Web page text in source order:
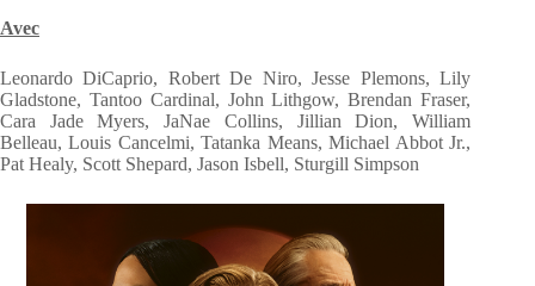
Avec
Leonardo DiCaprio, Robert De Niro, Jesse Plemons, Lily
Gladstone, Tantoo Cardinal, John Lithgow, Brendan Fraser,
Cara Jade Myers, JaNae Collins, Jillian Dion, William
Belleau, Louis Cancelmi, Tatanka Means, Michael Abbot Jr.,
Pat Healy, Scott Shepard, Jason Isbell, Sturgill Simpson